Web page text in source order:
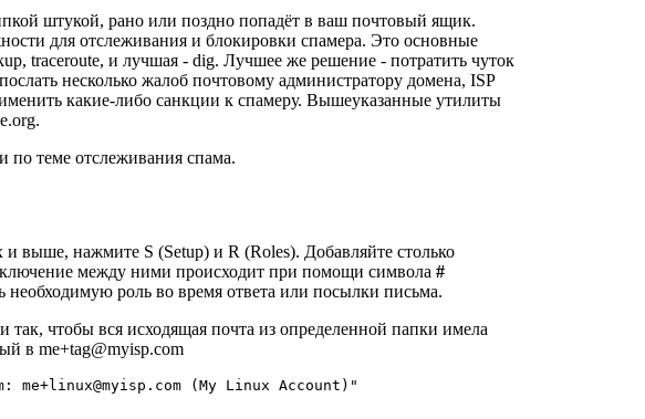
штукой, рано или поздно попадёт в ваш почтовый ящик.
для отслеживания и блокировки спамера. Это основные
traceroute, и лучшая - dig. Лучшее же решение - потратить чуток
несколько жалоб почтовому администратору домена, ISP
какие-либо санкции к спамеру. Вышеуказанные утилиты
.
теме отслеживания спама.
выше, нажмите S (Setup) и R (Roles). Добавляйте столько
между ними происходит при помощи символа #
необходимую роль во время ответа или посылки письма.
чтобы вся исходящая почта из определенной папки имела
в me+tag@myisp.com
me+linux@myisp.com (My Linux Account)"